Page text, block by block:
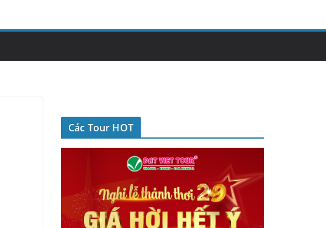
Các Tour HOT